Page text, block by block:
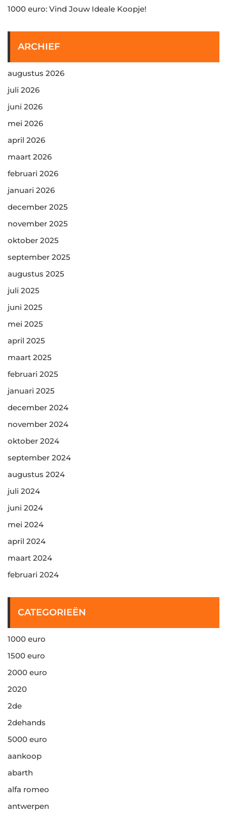
1000 euro: Vind Jouw Ideale Koopje!
ARCHIEF
augustus 2026
juli 2026
juni 2026
mei 2026
april 2026
maart 2026
februari 2026
januari 2026
december 2025
november 2025
oktober 2025
september 2025
augustus 2025
juli 2025
juni 2025
mei 2025
april 2025
maart 2025
februari 2025
januari 2025
december 2024
november 2024
oktober 2024
september 2024
augustus 2024
juli 2024
juni 2024
mei 2024
april 2024
maart 2024
februari 2024
CATEGORIEËN
1000 euro
1500 euro
2000 euro
2020
2de
2dehands
5000 euro
aankoop
abarth
alfa romeo
antwerpen